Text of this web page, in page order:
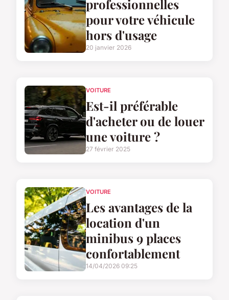
professionnelles
pour votre véhicule
hors d'usage
20 janvier 2026
VOITURE
Est-il préférable
d'acheter ou de louer
une voiture ?
27 février 2025
VOITURE
Les avantages de la
location d'un
minibus 9 places
confortablement
14/04/2026 09:25